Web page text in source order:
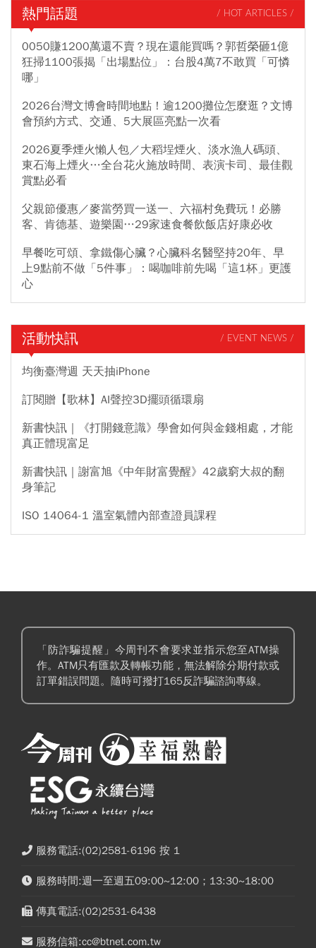
熱門話題 / HOT ARTICLES /
0050賺1200萬還不賣？現在還能買嗎？郭哲榮砸1億
狂掃1100張揭「出場點位」：台股4萬7不敢買「可憐
哪」
2026台灣文博會時間地點！逾1200攤位怎麼逛？文博
會預約方式、交通、5大展區亮點一次看
2026夏季煙火懶人包／大稻埕煙火、淡水漁人碼頭、
東石海上煙火…全台花火施放時間、表演卡司、最佳觀
賞點必看
父親節優惠／麥當勞買一送一、六福村免費玩！必勝
客、肯德基、遊樂園…29家速食餐飲飯店好康必收
早餐吃可頌、拿鐵傷心臟？心臟科名醫堅持20年、早
上9點前不做「5件事」：喝咖啡前先喝「這1杯」更護
心
活動快訊 / EVENT NEWS /
均衡臺灣週 天天抽iPhone
訂閱贈【歌林】AI聲控3D擺頭循環扇
新書快訊｜《打開錢意識》學會如何與金錢相處，才能
真正體現富足
新書快訊｜謝富旭《中年財富覺醒》42歲窮大叔的翻
身筆記
ISO 14064-1 溫室氣體內部查證員課程
「防詐騙提醒」今周刊不會要求並指示您至ATM操
作。ATM只有匯款及轉帳功能，無法解除分期付款或
訂單錯誤問題。隨時可撥打165反詐騙諮詢專線。
服務電話:(02)2581-6196 按 1
服務時間:週一至週五09:00~12:00；13:30~18:00
傳真電話:(02)2531-6438
服務信箱:cc@btnet.com.tw